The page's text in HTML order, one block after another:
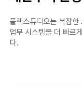
플렉스튜디오는 복잡한
업무 시스템을 더 빠르
다.